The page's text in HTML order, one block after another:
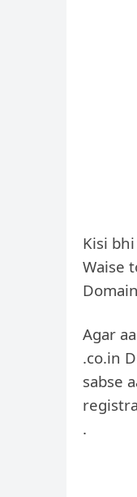
Kisi
Waise
Agar
.co.in
sabse
.